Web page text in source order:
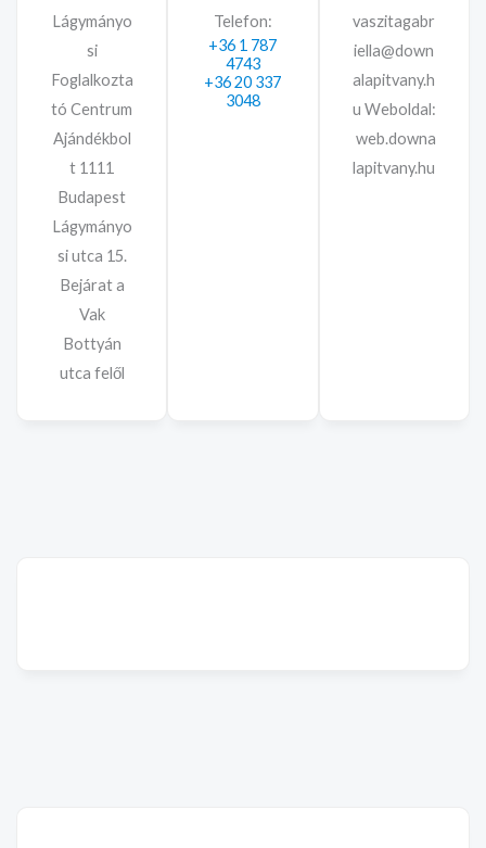
Lágymányo
si
Foglalkozta
tó Centrum
Ajándékbol
t 1111
Budapest
Lágymányo
si utca 15.
Bejárat a
Vak
Bottyán
utca felől
Telefon:
+36 1 787
4743
+36 20 337
3048
vaszitagabr
iella@down
alapitvany.h
u Weboldal:
web.downa
lapitvany.hu